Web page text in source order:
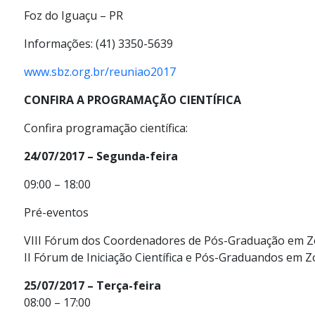
Foz do Iguaçu – PR
Informações: (41) 3350-5639
www.sbz.org.br/reuniao2017
CONFIRA A PROGRAMAÇÃO CIENTÍFICA
Confira programação científica:
24/07/2017 – Segunda-feira
09:00 – 18:00
Pré-eventos
VIII Fórum dos Coordenadores de Pós-Graduação em
II Fórum de Iniciação Científica e Pós-Graduandos em
25/07/2017 – Terça-feira
08:00 – 17:00